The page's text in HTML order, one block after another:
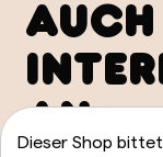
AUCH
AN
Dieser Shop